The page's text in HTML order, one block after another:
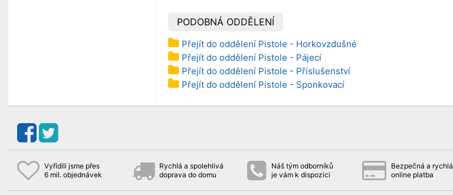
PODOBNÁ ODDĚLENÍ
Přejít do oddělení Pistole - Horkovzdušné
Přejít do oddělení Pistole - Pájecí
Přejít do oddělení Pistole - Příslušenství
Přejít do oddělení Pistole - Sponkovací
Vyřídili jsme přes
6 mil. objednávek
Rychlá a spolehlivá
doprava do domu
Náš tým odborníků
je vám k dispozici
Bezpečná a rychlá
online platba